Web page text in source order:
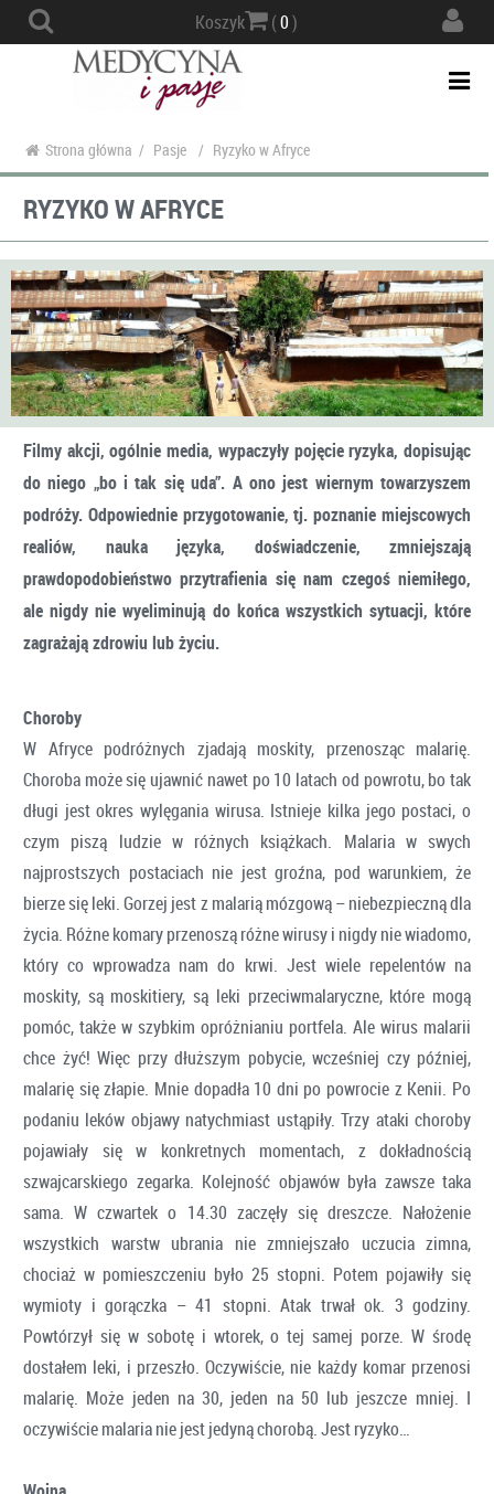
Koszyk (0)
Strona główna / Pasje / Ryzyko w Afryce
RYZYKO W AFRYCE
Filmy akcji, ogólnie media, wypaczyły pojęcie ryzyka, dopisując
do niego „bo i tak się uda”. A ono jest wiernym towarzyszem
podróży. Odpowiednie przygotowanie, tj. poznanie miejscowych
realiów, nauka języka, doświadczenie, zmniejszają
prawdopodobieństwo przytrafienia się nam czegoś niemiłego,
ale nigdy nie wyeliminują do końca wszystkich sytuacji, które
zagrażają zdrowiu lub życiu.
Choroby
W Afryce podróżnych zjadają moskity, przenosząc malarię.
Choroba może się ujawnić nawet po 10 latach od powrotu, bo tak
długi jest okres wylęgania wirusa. Istnieje kilka jego postaci, o
czym piszą ludzie w różnych książkach. Malaria w swych
najprostszych postaciach nie jest groźna, pod warunkiem, że
bierze się leki. Gorzej jest z malarią mózgową – niebezpieczną dla
życia. Różne komary przenoszą różne wirusy i nigdy nie wiadomo,
który co wprowadza nam do krwi. Jest wiele repelentów na
moskity, są moskitiery, są leki przeciwmalaryczne, które mogą
pomóc, także w szybkim opróżnianiu portfela. Ale wirus malarii
chce żyć! Więc przy dłuższym pobycie, wcześniej czy później,
malarię się złapie. Mnie dopadła 10 dni po powrocie z Kenii. Po
podaniu leków objawy natychmiast ustąpiły. Trzy ataki choroby
pojawiały się w konkretnych momentach, z dokładnością
szwajcarskiego zegarka. Kolejność objawów była zawsze taka
sama. W czwartek o 14.30 zaczęły się dreszcze. Nałożenie
wszystkich warstw ubrania nie zmniejszało uczucia zimna,
chociaż w pomieszczeniu było 25 stopni. Potem pojawiły się
wymioty i gorączka – 41 stopni. Atak trwał ok. 3 godziny.
Powtórzył się w sobotę i wtorek, o tej samej porze. W środę
dostałem leki, i przeszło. Oczywiście, nie każdy komar przenosi
malarię. Może jeden na 30, jeden na 50 lub jeszcze mniej. I
oczywiście malaria nie jest jedyną chorobą. Jest ryzyko…